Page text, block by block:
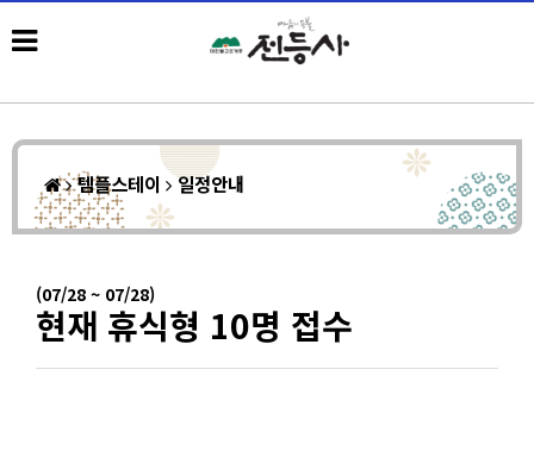
템플스테이 일정안내
(07/28 ~ 07/28)
현재 휴식형 10명 접수